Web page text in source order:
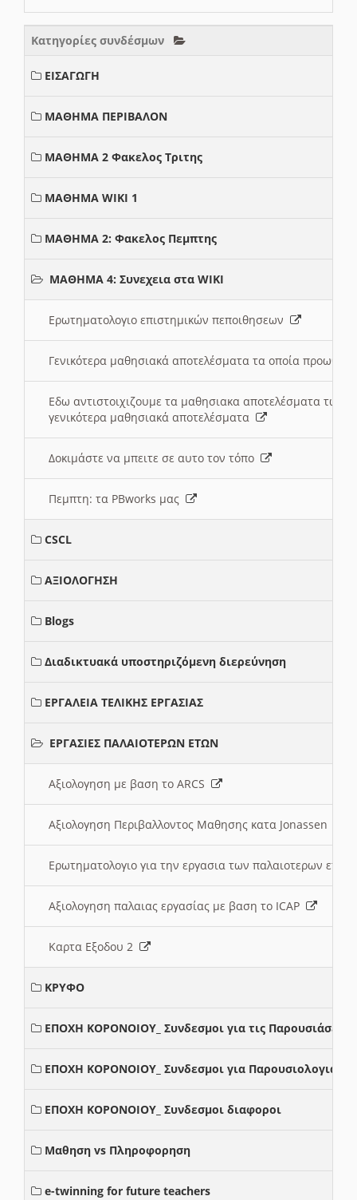
Κατηγορίες συνδέσμων
ΕΙΣΑΓΩΓΗ
ΜΑΘΗΜΑ ΠΕΡΙΒΑΛΟΝ
ΜΑΘΗΜΑ 2 Φακελος Τριτης
ΜΑΘΗΜΑ WIKI 1
ΜΑΘΗΜΑ 2: Φακελος Πεμπτης
ΜΑΘΗΜΑ 4: Συνεχεια στα WIKI
Ερωτηματολογιο επιστημικών πεποιθησεων
Γενικότερα μαθησιακά αποτελέσματα τα οποία
Εδω αντιστοιχιζουμε τα μαθησιακα αποτελέσματα
γενικότερα μαθησιακά αποτελέσματα
Δοκιμάστε να μπειτε σε αυτο τον τόπο
Πεμπτη: τα PBworks μας
CSCL
ΑΞΙΟΛΟΓΗΣΗ
Blogs
Διαδικτυακά υποστηριζόμενη διερεύνηση
ΕΡΓΑΛΕΙΑ ΤΕΛΙΚΗΣ ΕΡΓΑΣΙΑΣ
ΕΡΓΑΣΙΕΣ ΠΑΛΑΙΟΤΕΡΩΝ ΕΤΩΝ
Αξιολογηση με βαση το ARCS
Αξιολογηση Περιβαλλοντος Μαθησης κατα Jonassen
Ερωτηματολογιο για την εργασια των παλαιοτερων
Αξιολογηση παλαιας εργασίας με βαση το ICAP
Καρτα Εξοδου 2
ΚΡΥΦΟ
ΕΠΟΧΗ ΚΟΡΟΝΟΙΟΥ_ Συνδεσμοι για τις Παρουσιάσεις
ΕΠΟΧΗ ΚΟΡΟΝΟΙΟΥ_ Συνδεσμοι για Παρουσιολογια
ΕΠΟΧΗ ΚΟΡΟΝΟΙΟΥ_ Συνδεσμοι διαφοροι
Μαθηση vs Πληροφορηση
e-twinning for future teachers